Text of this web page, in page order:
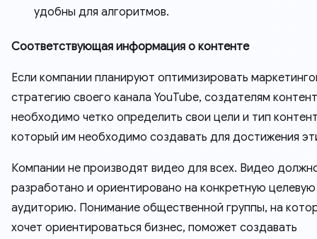
удобны для алгоритмов.
Соответствующая информация о контенте
Если компании планируют оптимизировать
стратегию своего канала YouTube, создателям
необходимо четко определить свои цели и тип
который им необходимо создавать для достижения
Компании не производят видео для всех. Видео
разработано и ориентировано на конкретную целевую
аудиторию. Понимание общественной группы, на
хочет ориентироваться бизнес, поможет создавать